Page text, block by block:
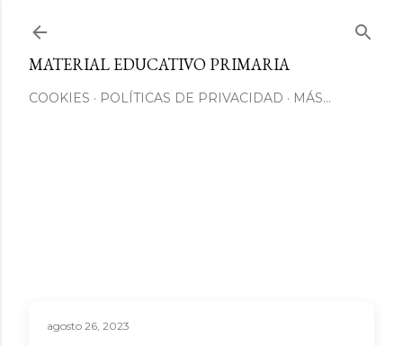
MATERIAL EDUCATIVO PRIMARIA
COOKIES POLÍTICAS DE PRIVACIDAD MÁS…
agosto 26, 2023